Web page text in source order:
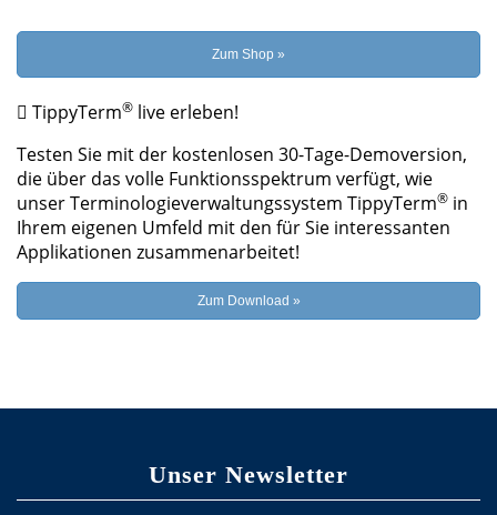
Zum Shop »
TippyTerm® live erleben!
Testen Sie mit der kostenlosen 30-Tage-Demoversion,
die über das volle Funktionsspektrum verfügt, wie
unser Terminologieverwaltungs­­system TippyTerm® in
Ihrem eigenen Umfeld mit den für Sie interessanten
Applikationen zusammenarbeitet!
Zum Download »
Unser Newsletter